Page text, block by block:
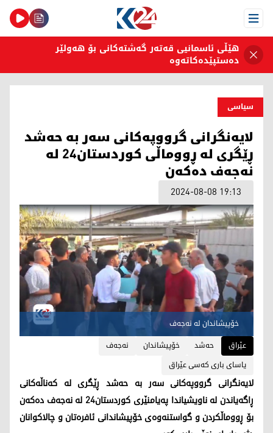
Open Menu
هێڵی ئاسمانیی قەتەر گەشتەکانی بۆ هەولێر
دەستپێدەکاتەوە
سیاسی
لایه‌نگرانی گرووپه‌كانی سه‌ر به‌ حه‌شد
ڕێگری له‌ ڕووماڵی كوردستان24 له‌
نه‌جه‌ف ده‌كه‌ن
2024-08-08 19:13
خۆپیشاندان له‌ نه‌جه‌ف
عێراق
حه‌شد خۆپیشاندان
نه‌جه‌ف
یاسای باری کەسی عێراق
لایه‌نگرانی گرووپه‌كانی سه‌ر به‌ حه‌شد ڕێگری له‌ كه‌ناڵه‌كانی
ڕاگه‌یاندن له‌ ناویشیاندا په‌یامنێری كوردستان24 له‌ نه‌جه‌ف ده‌كه‌ن
بۆ ڕووماڵكردن و گواستنه‌وه‌ی خۆپیشاندانی ئافره‌تان و چالاكوانان